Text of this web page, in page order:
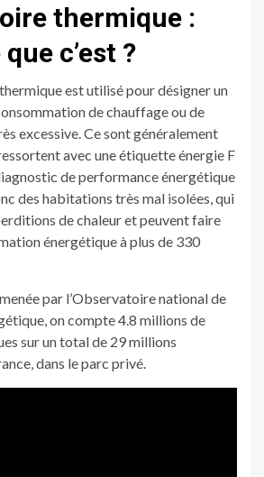
thermique :
c’est ?
est utilisé pour désigner un
de chauffage ou de
excessive. Ce sont généralement
avec une étiquette énergie F
de performance énergétique
des habitations très mal isolées, qui
de chaleur et peuvent faire
énergétique à plus de 330
par l’Observatoire national de
on compte 4.8 millions de
sur un total de 29 millions
dans le parc privé.